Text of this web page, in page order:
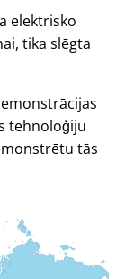
elektrisko
tika slēgta
tehnoloģiju
tās